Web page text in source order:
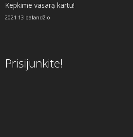
Kepkime vasarą kartu!
2021 13 balandžio
Prisijunkite!